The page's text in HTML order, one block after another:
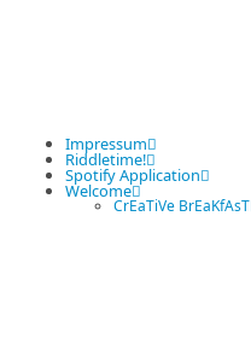
Impressum
Riddletime!
Spotify Application
Welcome
CrEaTiVe BrEaKfAsT